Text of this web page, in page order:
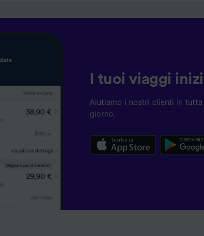
I tuoi viaggi
Aiutiamo i nostri clienti in
giorno.